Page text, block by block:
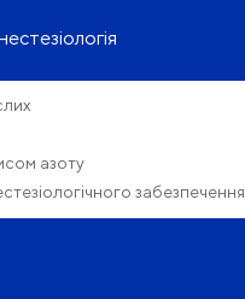
азоту
забезпечення